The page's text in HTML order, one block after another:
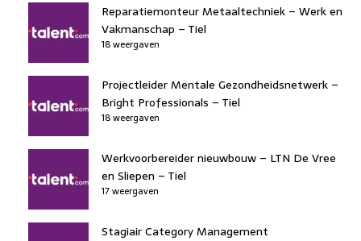
Reparatiemonteur Metaaltechniek – Werk en
Vakmanschap – Tiel
18 weergaven
Projectleider Mentale Gezondheidsnetwerk –
Bright Professionals – Tiel
18 weergaven
Werkvoorbereider nieuwbouw – LTN De Vree
en Sliepen – Tiel
17 weergaven
Stagiair Category Management